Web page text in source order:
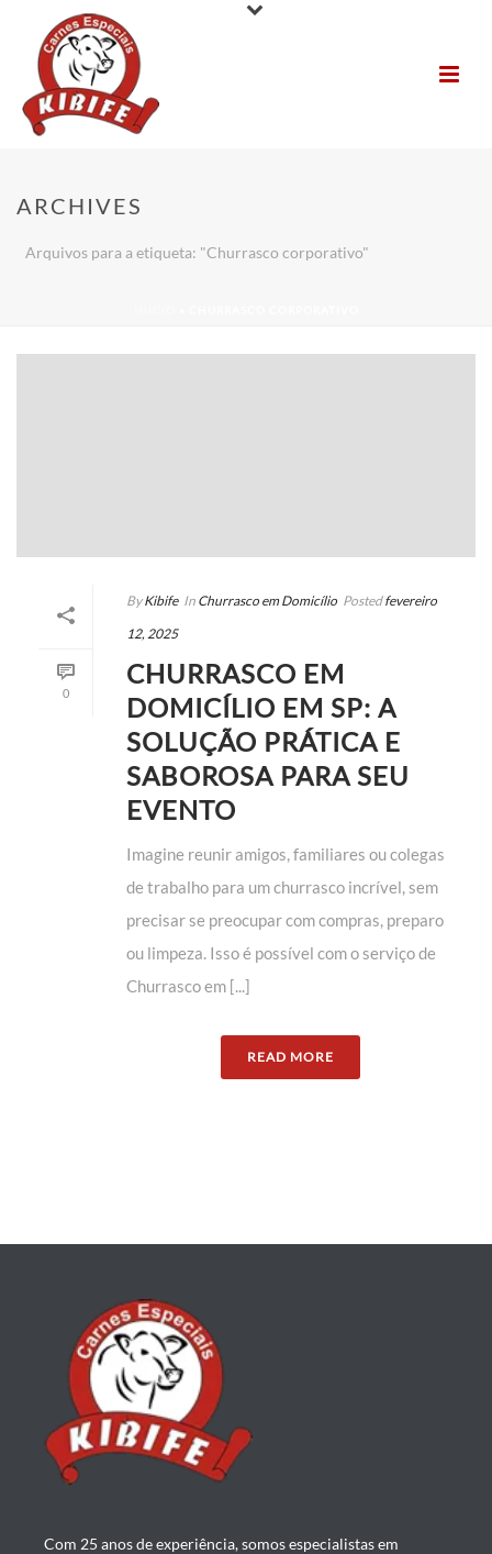
ARCHIVES
Arquivos para a etiqueta: "Churrasco corporativo"
0
By Kibife In Churrasco em Domicílio Posted fevereiro
12, 2025
CHURRASCO EM
DOMICÍLIO EM SP: A
SOLUÇÃO PRÁTICA E
SABOROSA PARA SEU
EVENTO
Imagine reunir amigos, familiares ou colegas
de trabalho para um churrasco incrível, sem
precisar se preocupar com compras, preparo
ou limpeza. Isso é possível com o serviço de
Churrasco em [...]
READ MORE
Com 25 anos de experiência, somos especialistas em